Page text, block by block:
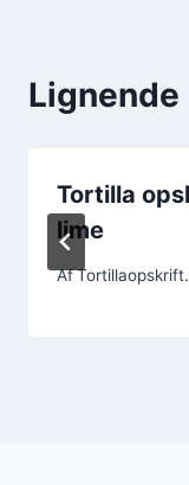
Tortilla
lime
Af